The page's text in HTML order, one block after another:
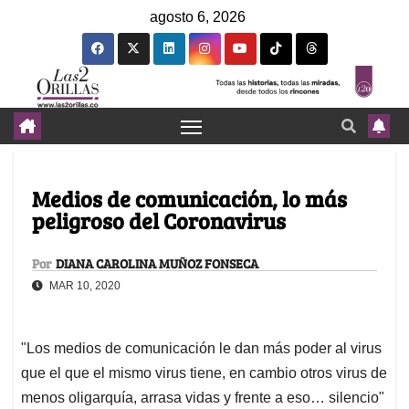
agosto 6, 2026
Medios de comunicación, lo más
peligroso del Coronavirus
Por DIANA CAROLINA MUÑOZ FONSECA
MAR 10, 2020
"Los medios de comunicación le dan más poder al virus
que el que el mismo virus tiene, en cambio otros virus de
menos oligarquía, arrasa vidas y frente a eso… silencio"